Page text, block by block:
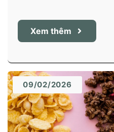
Xem thêm
09/02/2026